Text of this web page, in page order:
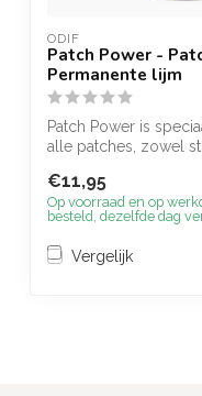
ODIF
Patch Power -
Permanente lijm
Patch Power is
alle patches, zowel
€11,95
Op voorraad en op
besteld, dezelfde dag
Vergelijk